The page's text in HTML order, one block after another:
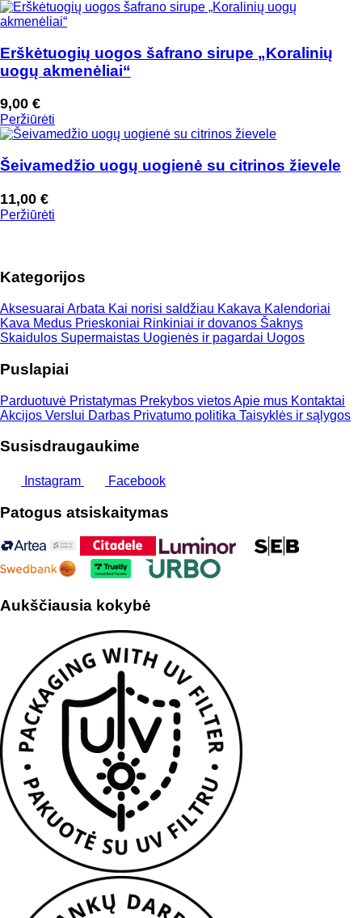
Erškėtuogių uogos šafrano sirupe „Koralinių
uogų akmenėliai“
9,00 €
Peržiūrėti
Šeivamedžio uogų uogienė su citrinos žievele
11,00 €
Peržiūrėti
Kategorijos
Aksesuarai Arbata Kai norisi saldžiau Kakava Kalendoriai
Kava Medus Prieskoniai Rinkiniai ir dovanos Šaknys
Skaidulos Supermaistas Uogienės ir pagardai Uogos
Puslapiai
Parduotuvė Pristatymas Prekybos vietosApie mus Kontaktai
Akcijos Verslui Darbas Privatumo politika Taisyklės ir sąlygos
Susisdraugaukime
Instagram Facebook
Patogus atsiskaitymas
Aukščiausia kokybė